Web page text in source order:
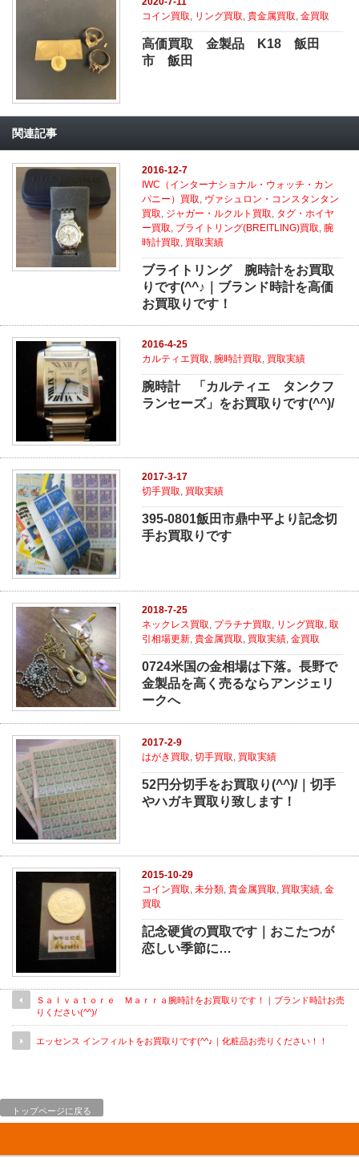
コイン買取, リング買取,貴金属買取,金買取
高価買取 金製品 K18 飯田
市 飯田
関連記事
2016-12-7
IWC（インターナショナル・ウォッチ・カン
パニー）買取, ヴァシュロン・コンスタンタン
買取, ジャガー・ルクルト買取, タグ・ホイヤ
ー買取, ブライトリング(BREITLING)買取, 腕
時計買取, 買取実績
ブライトリング 腕時計をお買取
りです(^^♪｜ブランド時計を高価
お買取りです！
2016-4-25
カルティエ買取, 腕時計買取, 買取実績
腕時計 「カルティエ タンクフ
ランセーズ」をお買取りです(^^)/
2017-3-17
切手買取, 買取実績
395-0801飯田市鼎中平より記念切
手お買取りです
2018-7-25
ネックレス買取 プラチナ買取 リング買取 ,取
引相場更新 ,貴金属買取 買取実績 ,金買取
0724米国の金相場は下落。長野で
金製品を高く売るならアンジェリ
ークへ
2017-2-9
はがき買取,切手買取, 買取実績
52円分切手をお買取り(^^)/｜切手
やハガキ買取り致します！
2015-10-29
コイン買取,未分類,貴金属買取, 買取実績,金
買取
記念硬貨の買取です｜おこたつが
恋しい季節に…
Ｓａｌｖａｔｏｒｅ Ｍａｒｒａ腕時計をお買取りです！｜ブランド時計お売
りください(^^)/
エッセンス インフィルトをお買取りです(^^♪｜化粧品お売りください！！
トップページに戻る